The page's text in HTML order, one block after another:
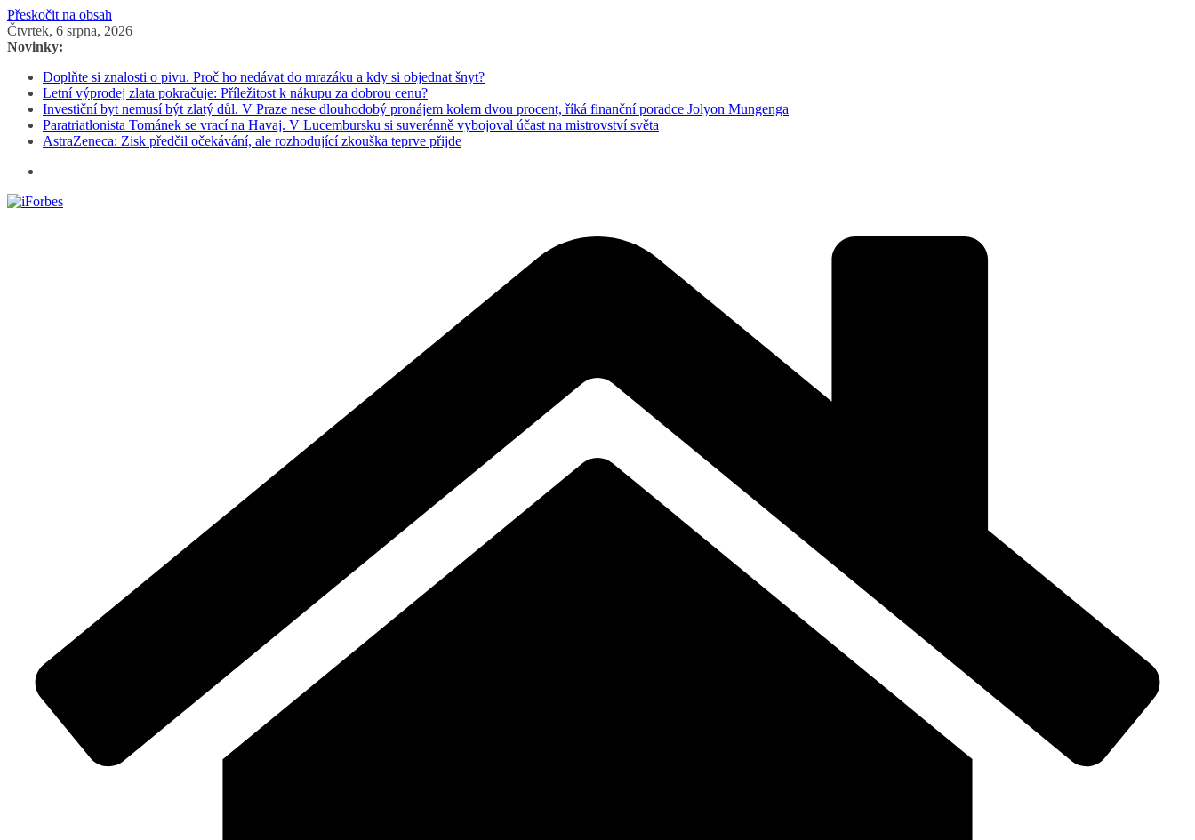
Přeskočit na obsah
Čtvrtek, 6 srpna, 2026
Novinky:
Doplňte si znalosti o pivu. Proč ho nedávat do mrazáku a kdy si objednat šnyt?
Letní výprodej zlata pokračuje: Příležitost k nákupu za dobrou cenu?
Investiční byt nemusí být zlatý důl. V Praze nese dlouhodobý pronájem kolem dvou procent, říká finanční poradce Jolyon Mungenga
Paratriatlonista Tománek se vrací na Havaj. V Lucembursku si suverénně vybojoval účast na mistrovství světa
AstraZeneca: Zisk předčil očekávání, ale rozhodující zkouška teprve přijde